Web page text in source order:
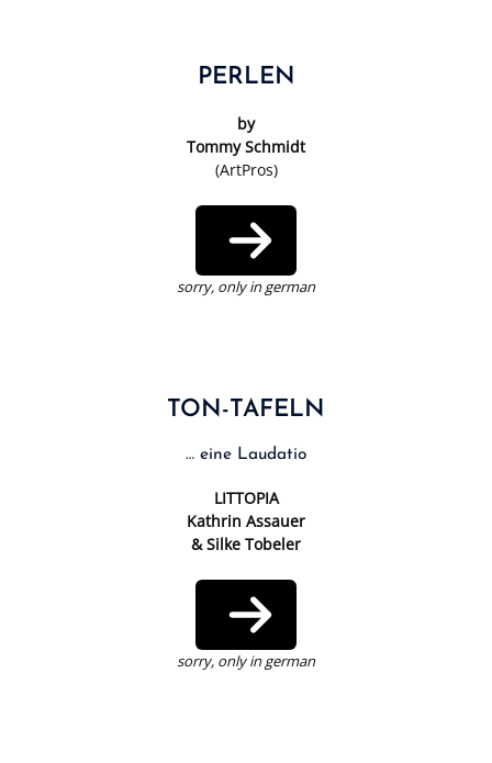
PERLEN
by
Tommy Schmidt
(ArtPros)
sorry, only in german
TON-TAFELN
… eine Laudatio
LITTOPIA
Kathrin Assauer
& Silke Tobeler
sorry, only in german